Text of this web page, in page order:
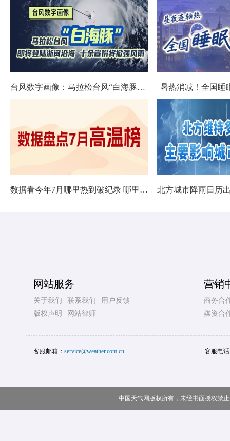
台风数字画像：马拉松台风“白海豚”将影响十余省份 暑热消减！全国睡
数据看今年7月哪里热到破纪录 哪里暑热连轴转
网站服务
关于我们 联系我们
用户反馈
版权声明
网站律师
营销
商务合
媒资合
客服邮箱： service@weather.com.cn 客服电
中国天气网版权所有，未经书面授权